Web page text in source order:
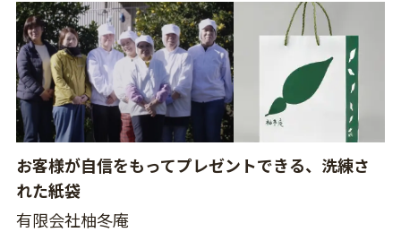
お客様が自信をもってプレゼントできる、洗練さ
れた紙袋
有限会社柚冬庵